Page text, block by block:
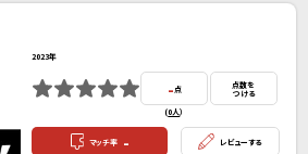
2023年
- 点
(0人）
点数を
つける
マッチ率 - レビューする